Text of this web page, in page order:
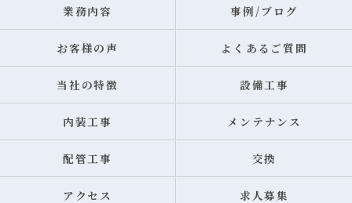
業務内容 事例/ブログ
お客様の声 よくあるご質問
当社の特徴 設備工事
内装工事 メンテナンス
配管工事 交換
アクセス 求人募集